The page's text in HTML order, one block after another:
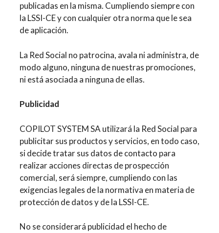
publicadas en la misma. Cumpliendo siempre con
la LSSI-CE y con cualquier otra norma que le sea
de aplicación.
La Red Social no patrocina, avala ni administra, de
modo alguno, ninguna de nuestras promociones,
ni está asociada a ninguna de ellas.
Publicidad
COPILOT SYSTEM SA utilizará la Red Social para
publicitar sus productos y servicios, en todo caso,
si decide tratar sus datos de contacto para
realizar acciones directas de prospección
comercial, será siempre, cumpliendo con las
exigencias legales de la normativa en materia de
protección de datos y de la LSSI-CE.
No se considerará publicidad el hecho de